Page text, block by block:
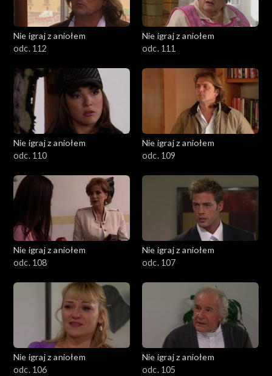
Nie igraj z aniołem
odc. 112
Nie igraj z aniołem
odc. 111
Nie igraj z aniołem
odc. 110
Nie igraj z aniołem
odc. 109
Nie igraj z aniołem
odc. 108
Nie igraj z aniołem
odc. 107
Nie igraj z aniołem
odc. 106
Nie igraj z aniołem
odc. 105